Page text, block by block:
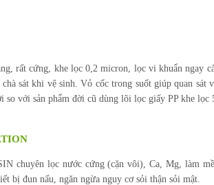
rất cứng, khe lọc 0,2 micron, lọc vi khuẩn ngay
sát khi vệ sinh. Vỏ cốc trong suốt giúp quan sát
so với sản phẩm đời cũ dùng lõi lọc giấy PP khe
chuyên lọc nước cứng (cặn vôi), Ca, Mg, làm
bị đun nấu, ngăn ngừa nguy cơ sỏi thận sỏi mật.